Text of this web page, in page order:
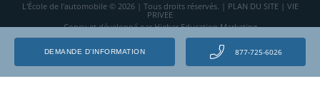
DEMANDE D’INFORMATION 877-725-6026
L'École de l'automobile © 2026 | Tous droits réservés. | PLAN DU SITE| VIE
PRIVEE
Conçu et développé par Higher Education Marketing